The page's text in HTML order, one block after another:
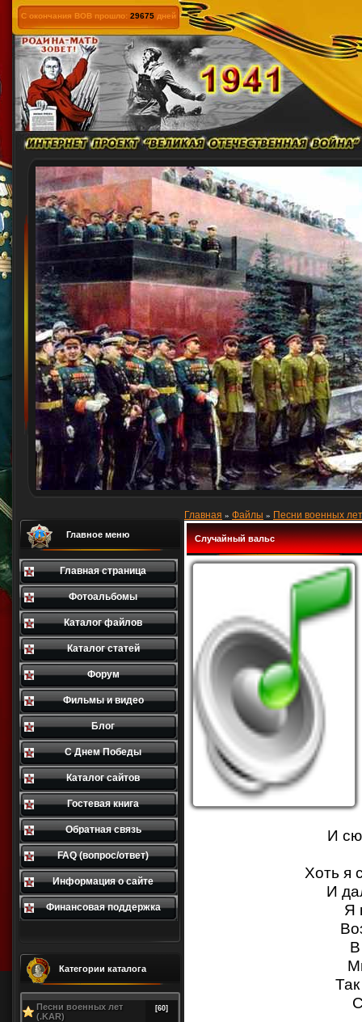
С окончания ВОВ прошло: 29675 дней
Главное меню
Главная страница
Фотоальбомы
Каталог файлов
Каталог статей
Форум
Фильмы и видео
Блог
С Днем Победы
Каталог сайтов
Гостевая книга
Обратная связь
FAQ (вопрос/ответ)
Информация о сайте
Финансовая поддержка
Категории каталога
Песни военных лет
(.KAR)
[60]
Главная » Файлы » Песни военных
Случайный вальс
И
Хоть я
И
Я